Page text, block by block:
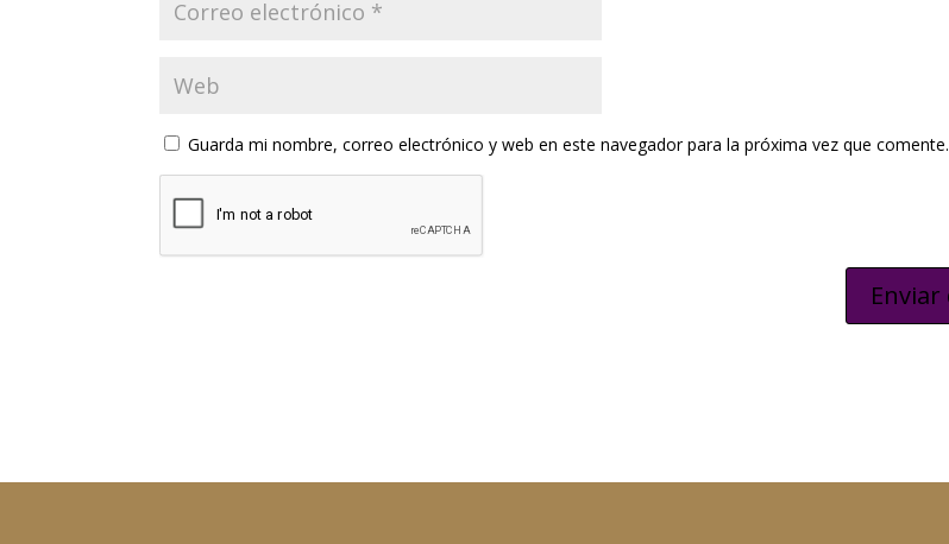
Guarda mi nombre, correo electrónico y web en este navegador para la próxima vez que comente.